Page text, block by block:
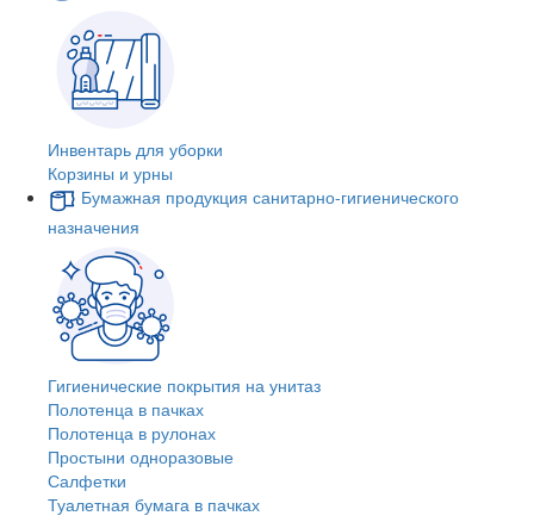
Инвентарь для уборки
Корзины и урны
Бумажная продукция санитарно-гигиенического
назначения
Гигиенические покрытия на унитаз
Полотенца в пачках
Полотенца в рулонах
Простыни одноразовые
Салфетки
Туалетная бумага в пачках